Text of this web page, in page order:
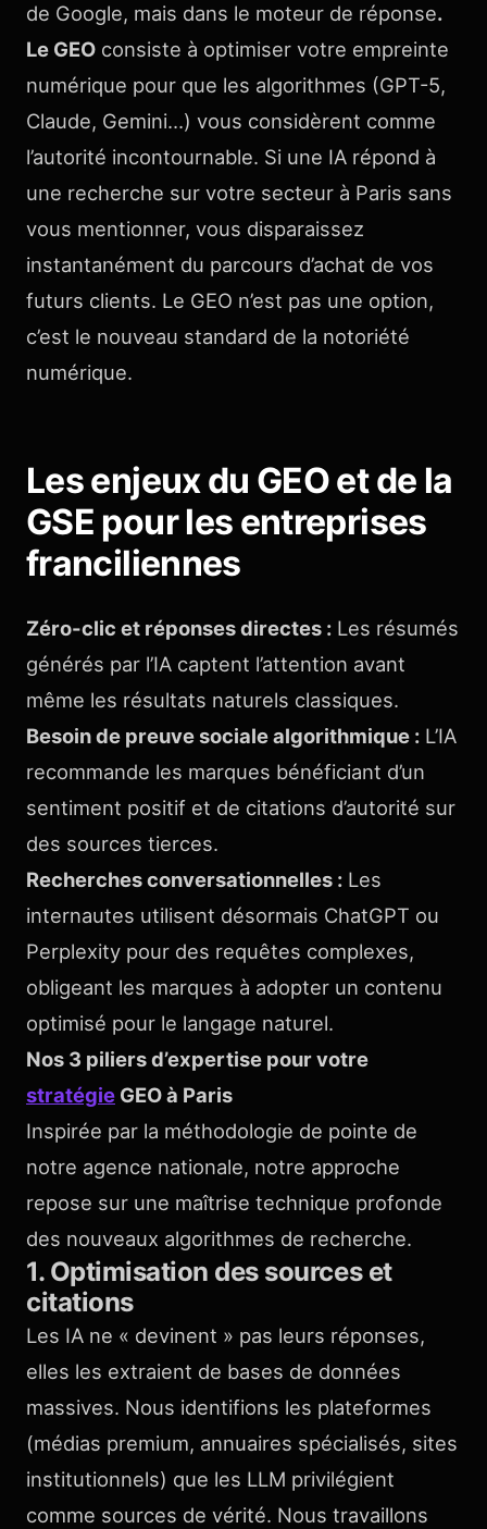
de Google, mais dans le moteur de réponse.
Le GEO consiste à optimiser votre empreinte
numérique pour que les algorithmes (GPT-5,
Claude, Gemini…) vous considèrent comme
l’autorité incontournable. Si une IA répond à
une recherche sur votre secteur à Paris sans
vous mentionner, vous disparaissez
instantanément du parcours d’achat de vos
futurs clients. Le GEO n’est pas une option,
c’est le nouveau standard de la notoriété
numérique.
Les enjeux du GEO et de la
GSE pour les entreprises
franciliennes
Zéro-clic et réponses directes : Les résumés
générés par l’IA captent l’attention avant
même les résultats naturels classiques.
Besoin de preuve sociale algorithmique : L’IA
recommande les marques bénéficiant d’un
sentiment positif et de citations d’autorité sur
des sources tierces.
Recherches conversationnelles : Les
internautes utilisent désormais ChatGPT ou
Perplexity pour des requêtes complexes,
obligeant les marques à adopter un contenu
optimisé pour le langage naturel.
Nos 3 piliers d’expertise pour votre
stratégie GEO à Paris
Inspirée par la méthodologie de pointe de
notre agence nationale, notre approche
repose sur une maîtrise technique profonde
des nouveaux algorithmes de recherche.
1. Optimisation des sources et
citations
Les IA ne « devinent » pas leurs réponses,
elles les extraient de bases de données
massives. Nous identifions les plateformes
(médias premium, annuaires spécialisés, sites
institutionnels) que les LLM privilégient
comme sources de vérité. Nous travaillons